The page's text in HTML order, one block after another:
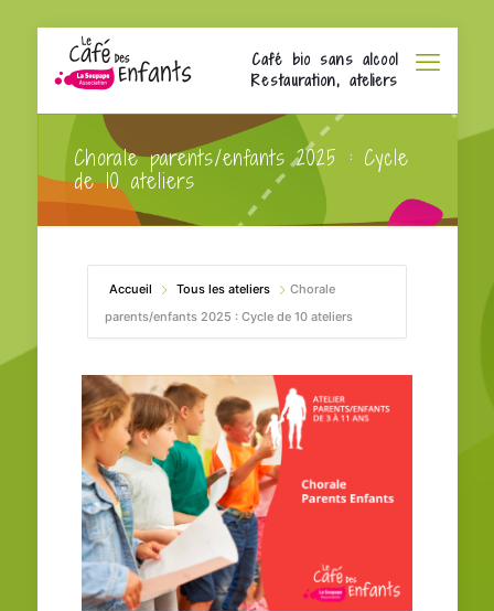
Café bio sans alcool
Restauration, ateliers
Chorale parents/enfants 2025 : Cycle
de 10 ateliers
Accueil Tous les ateliers
Chorale
parents/enfants 2025 : Cycle de 10 ateliers